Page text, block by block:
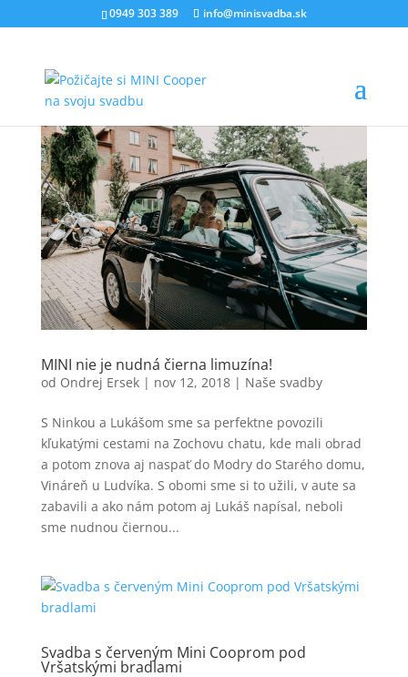
0949 303 389 info@minisvadba.sk
MINI nie je nudná čierna limuzína!
od Ondrej Ersek| nov 12, 2018| Naše svadby
S Ninkou a Lukášom sme sa perfektne povozili
kľukatými cestami na Zochovu chatu, kde mali obrad
a potom znova aj naspať do Modry do Starého domu,
Vináreň u Ludvíka. S obomi sme si to užili, v aute sa
zabavili a ako nám potom aj Lukáš napísal, neboli
sme nudnou čiernou...
Svadba s červeným Mini Cooprom pod
Vršatskými bradlami